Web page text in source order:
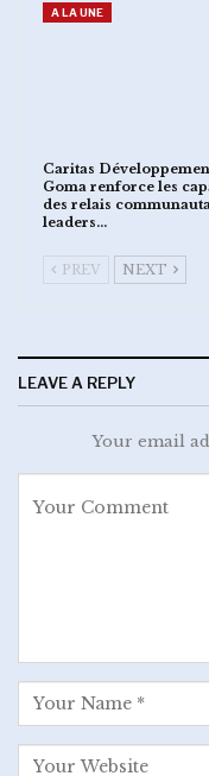
A LA UNE
Caritas
Goma renforce les
des relais
leaders…
PREV NEXT
LEAVE A REPLY
Your email